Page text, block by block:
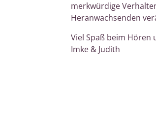
merkwürdige
Heranwachsenden
Viel Spaß beim Hören
Imke & Judith